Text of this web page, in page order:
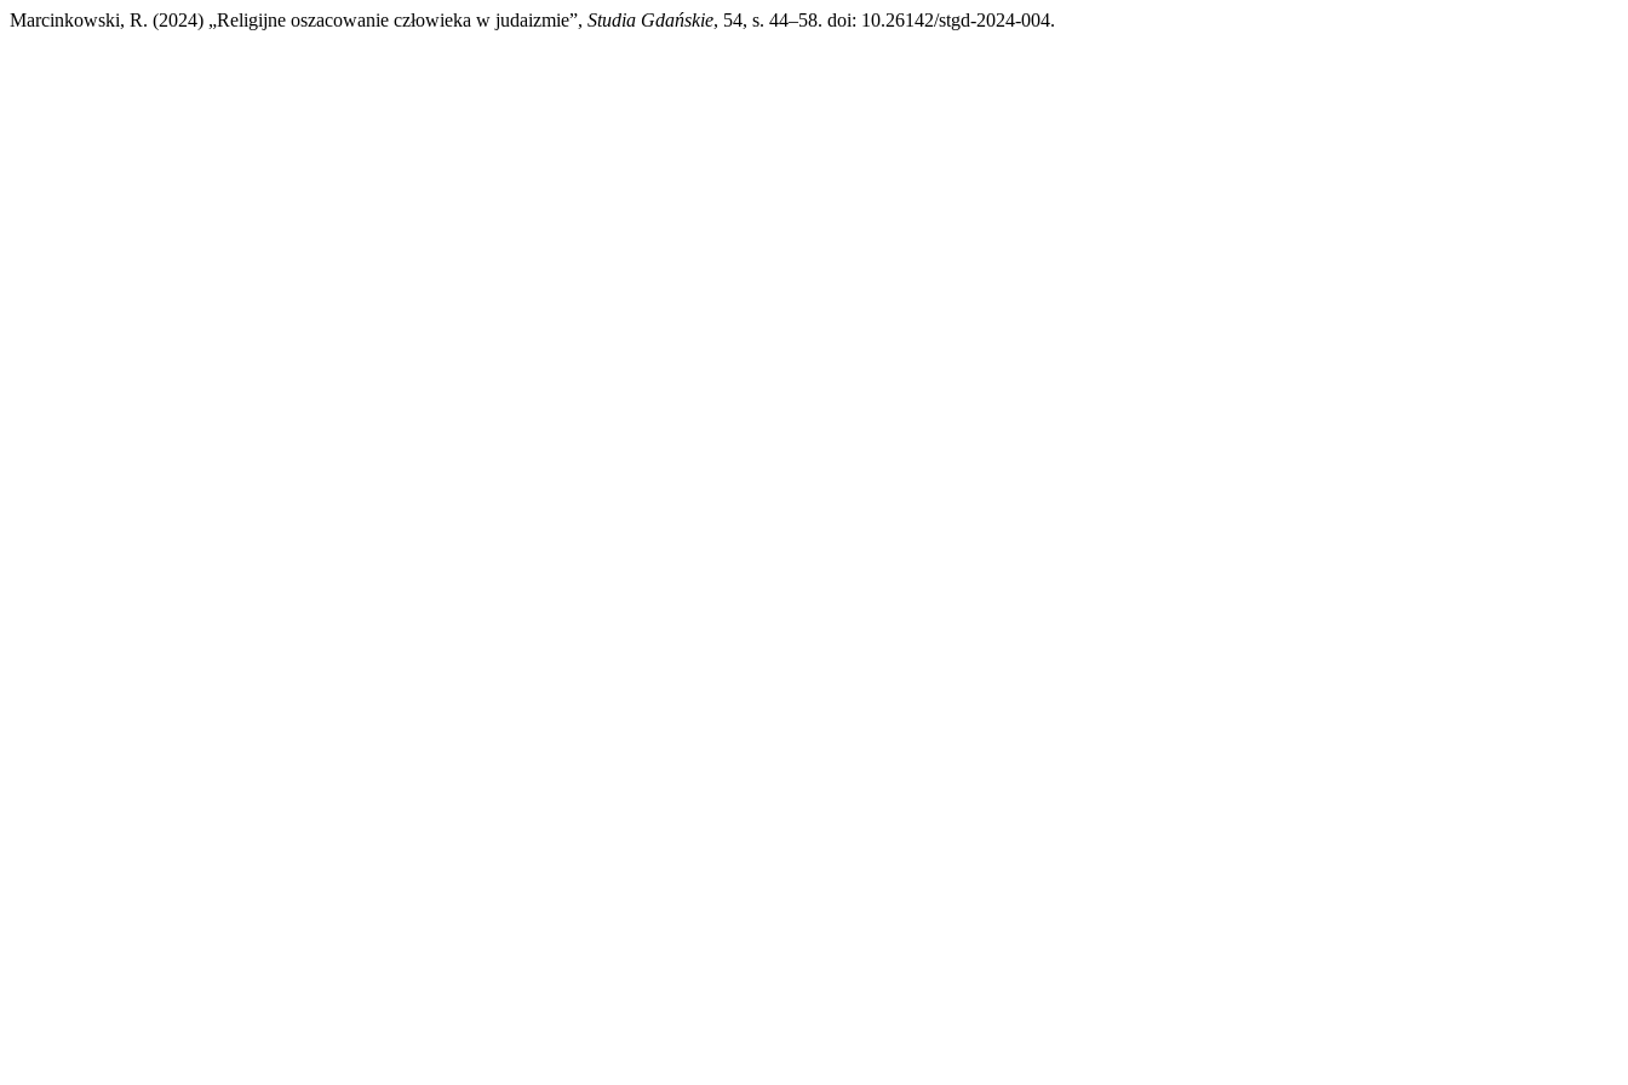
Marcinkowski, R. (2024) „Religijne oszacowanie człowieka w judaizmie”, Studia Gdańskie, 54, s. 44–58. doi: 10.26142/stgd-2024-004.